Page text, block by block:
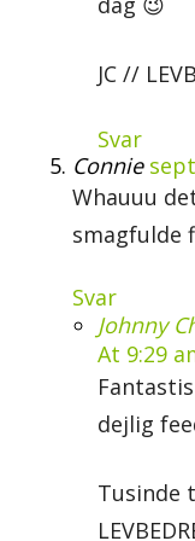
JC //
Svar
Connie
Whauuu
smagfulde
Svar
Johnny
At 9:29
dejlig
Tusinde